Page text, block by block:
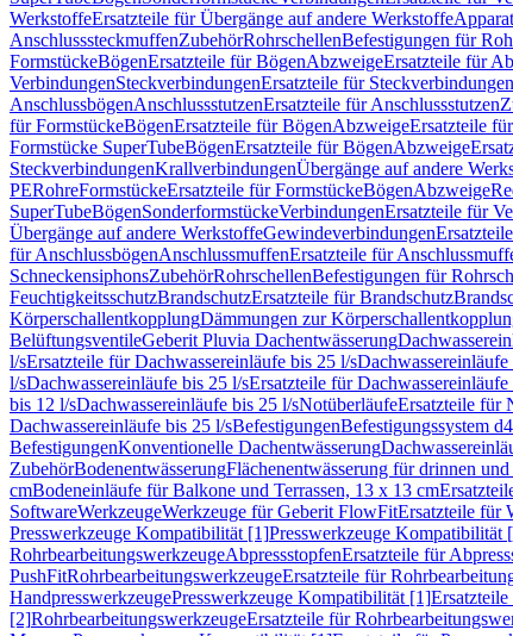
WerkstoffeErsatzteile für Übergänge auf andere Werkstoffe
AnschlusssteckmuffenZubehörRohrschellenBefestigungen für
FormstückeBögenErsatzteile für BögenAbzweigeErsatzteile für
VerbindungenSteckverbindungenErsatzteile für Steckverbindungen
AnschlussbögenAnschlussstutzenErsatzteile für Anschlussstutzen
für FormstückeBögenErsatzteile für BögenAbzweigeErsatzteile
Formstücke SuperTubeBögenErsatzteile für BögenAbzweige
SteckverbindungenKrallverbindungenÜbergänge auf andere
PERohreFormstückeErsatzteile für FormstückeBögenAbzweige
SuperTubeBögenSonderformstückeVerbindungenErsatzteile für
Übergänge auf andere WerkstoffeGewindeverbindungen
für AnschlussbögenAnschlussmuffenErsatzteile für
SchneckensiphonsZubehörRohrschellenBefestigungen für
FeuchtigkeitsschutzBrandschutzErsatzteile für Brandschutz
KörperschallentkopplungDämmungen zur
BelüftungsventileGeberit Pluvia Dachentwässerung
l/sErsatzteile für Dachwassereinläufe bis 25 l/s
l/sDachwassereinläufe bis 25 l/sErsatzteile für
bis 12 l/sDachwassereinläufe bis 25 l/sNotüberläufeErsatzteile für
Dachwassereinläufe bis 25 l/sBefestigungenBefestigungssystem
BefestigungenKonventionelle Dachentwässerung
ZubehörBodenentwässerungFlächenentwässerung für drinnen und
cmBodeneinläufe für Balkone und Terrassen, 13 x 13 cm
SoftwareWerkzeugeWerkzeuge für Geberit FlowFitErsatzteile für
Presswerkzeuge Kompatibilität [1]Presswerkzeuge Kompatibilität
RohrbearbeitungswerkzeugeAbpressstopfenErsatzteile für
PushFitRohrbearbeitungswerkzeugeErsatzteile für
HandpresswerkzeugePresswerkzeuge Kompatibilität [1]
[2]RohrbearbeitungswerkzeugeErsatzteile für